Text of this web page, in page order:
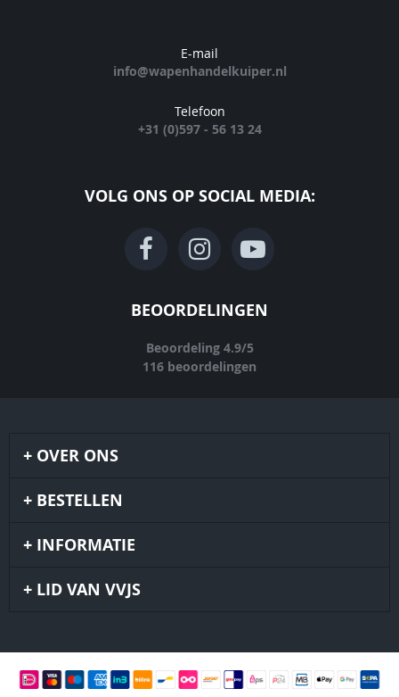
E-mail
info@wapenhandelkuiper.nl
Telefoon
+31 (0)597 - 56 13 24
VOLG ONS OP SOCIAL MEDIA:
BEOORDELINGEN
Beoordeling 4.9/5
116 beoordelingen
OVER ONS
BESTELLEN
INFORMATIE
LID VAN VVJS